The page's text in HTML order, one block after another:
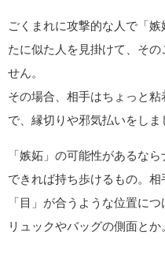
ごくまれに攻撃的な人で「
たに似た人を見掛けて、そ
せん。
その場合、相手はちょっと
で、縁切りや邪気払いをしま
「嫉妬」の可能性があるな
できれば持ち歩けるもの。相
「目」が合うような位置につ
リュックやバッグの側面とか